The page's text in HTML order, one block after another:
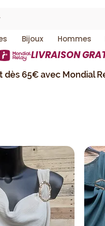
Bijoux Hommes
dès 65€ avec Mondial